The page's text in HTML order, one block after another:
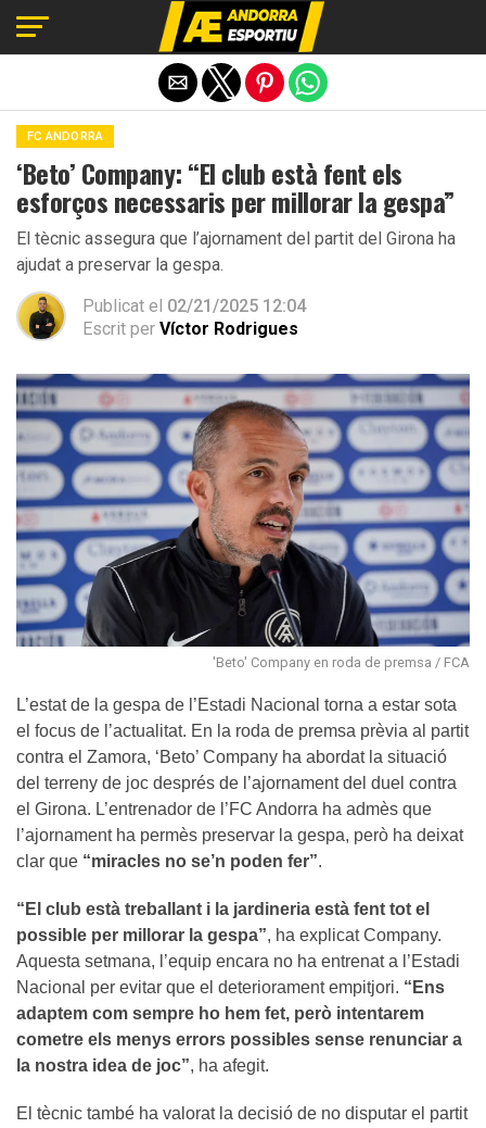
FC ANDORRA
‘Beto’ Company: “El club està fent els
esforços necessaris per millorar la gespa”
El tècnic assegura que l’ajornament del partit del Girona ha
ajudat a preservar la gespa.
Publicat el 02/21/2025 12:04
Escrit per Víctor Rodrigues
'Beto' Company en roda de premsa / FCA
L’estat de la gespa de l’Estadi Nacional torna a estar sota
el focus de l’actualitat. En la roda de premsa prèvia al partit
contra el Zamora, ‘Beto’ Company ha abordat la situació
del terreny de joc després de l’ajornament del duel contra
el Girona. L’entrenador de l’FC Andorra ha admès que
l’ajornament ha permès preservar la gespa, però ha deixat
clar que “miracles no se’n poden fer”.
“El club està treballant i la jardineria està fent tot el
possible per millorar la gespa”, ha explicat Company.
Aquesta setmana, l’equip encara no ha entrenat a l’Estadi
Nacional per evitar que el deteriorament empitjori. “Ens
adaptem com sempre ho hem fet, però intentarem
cometre els menys errors possibles sense renunciar a
la nostra idea de joc”, ha afegit.
El tècnic també ha valorat la decisió de no disputar el partit
Exit mobile version